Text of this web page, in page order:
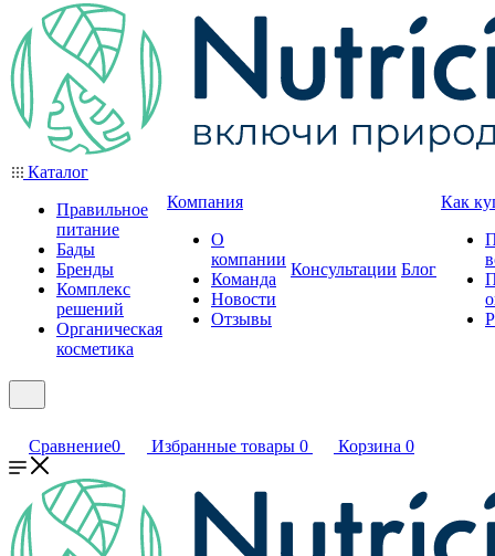
Каталог
Правильное
питание
Бады
Бренды
Комплекс
решений
Органическая
косметика
Компания
О
компании
Команда
Новости
Отзывы
Консультации Блог
Как
Сравнение0 Избранные товары 0 Корзина 0